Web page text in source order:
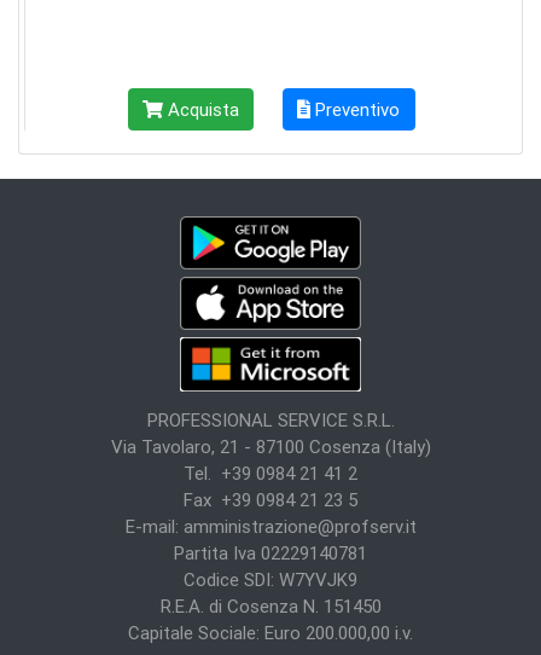
Acquista Preventivo
PROFESSIONAL SERVICE S.R.L.
Via Tavolaro, 21 - 87100 Cosenza (Italy)
Tel. +39 0984 21 41 2
Fax +39 0984 21 23 5
E-mail: amministrazione@profserv.it
Partita Iva 02229140781
Codice SDI: W7YVJK9
R.E.A. di Cosenza N. 151450
Capitale Sociale: Euro 200.000,00 i.v.